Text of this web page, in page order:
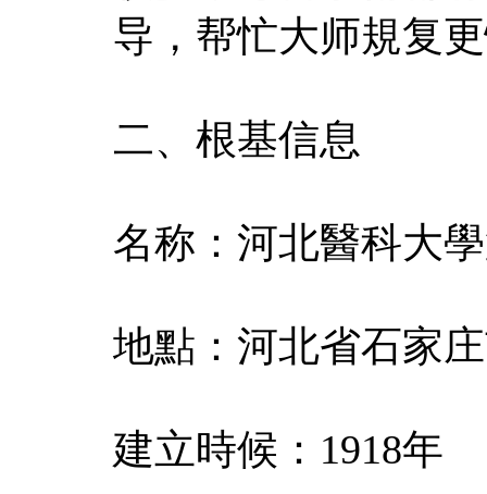
导，帮忙大师規复
二、根基信息
名称：河北醫科大
地點：河北省石家
建立時候：1918年